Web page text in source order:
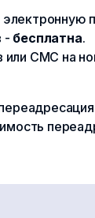
- бесплатна.
или СМС на